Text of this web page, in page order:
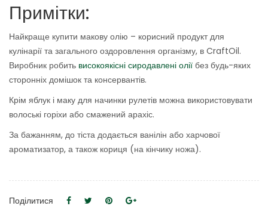
Примітки:
Найкраще купити макову олію – корисний продукт для
кулінарії та загального оздоровлення організму, в CraftOil.
Виробник робить високоякісні сиродавлені олії без будь-яких
сторонніх домішок та консервантів.
Крім яблук і маку для начинки рулетів можна використовувати
волоські горіхи або смажений арахіс.
За бажанням, до тіста додається ванілін або харчової
ароматизатор, а також кориця (на кінчику ножа).
Поділитися